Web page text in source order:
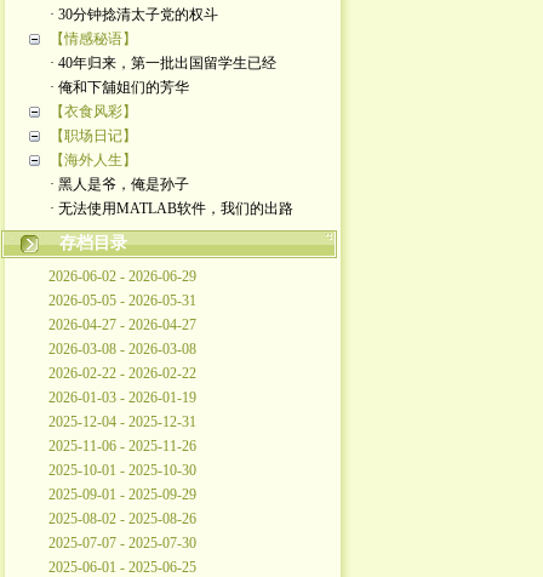
· 30分钟捻清太子党的权斗
【情感秘语】
· 40年归来，第一批出国留学生已经
· 俺和下舖姐们的芳华
【衣食风彩】
【职场日记】
【海外人生】
· 黑人是爷，俺是孙子
· 无法使用MATLAB软件，我们的出路
存档目录
2026-06-02 - 2026-06-29
2026-05-05 - 2026-05-31
2026-04-27 - 2026-04-27
2026-03-08 - 2026-03-08
2026-02-22 - 2026-02-22
2026-01-03 - 2026-01-19
2025-12-04 - 2025-12-31
2025-11-06 - 2025-11-26
2025-10-01 - 2025-10-30
2025-09-01 - 2025-09-29
2025-08-02 - 2025-08-26
2025-07-07 - 2025-07-30
2025-06-01 - 2025-06-25